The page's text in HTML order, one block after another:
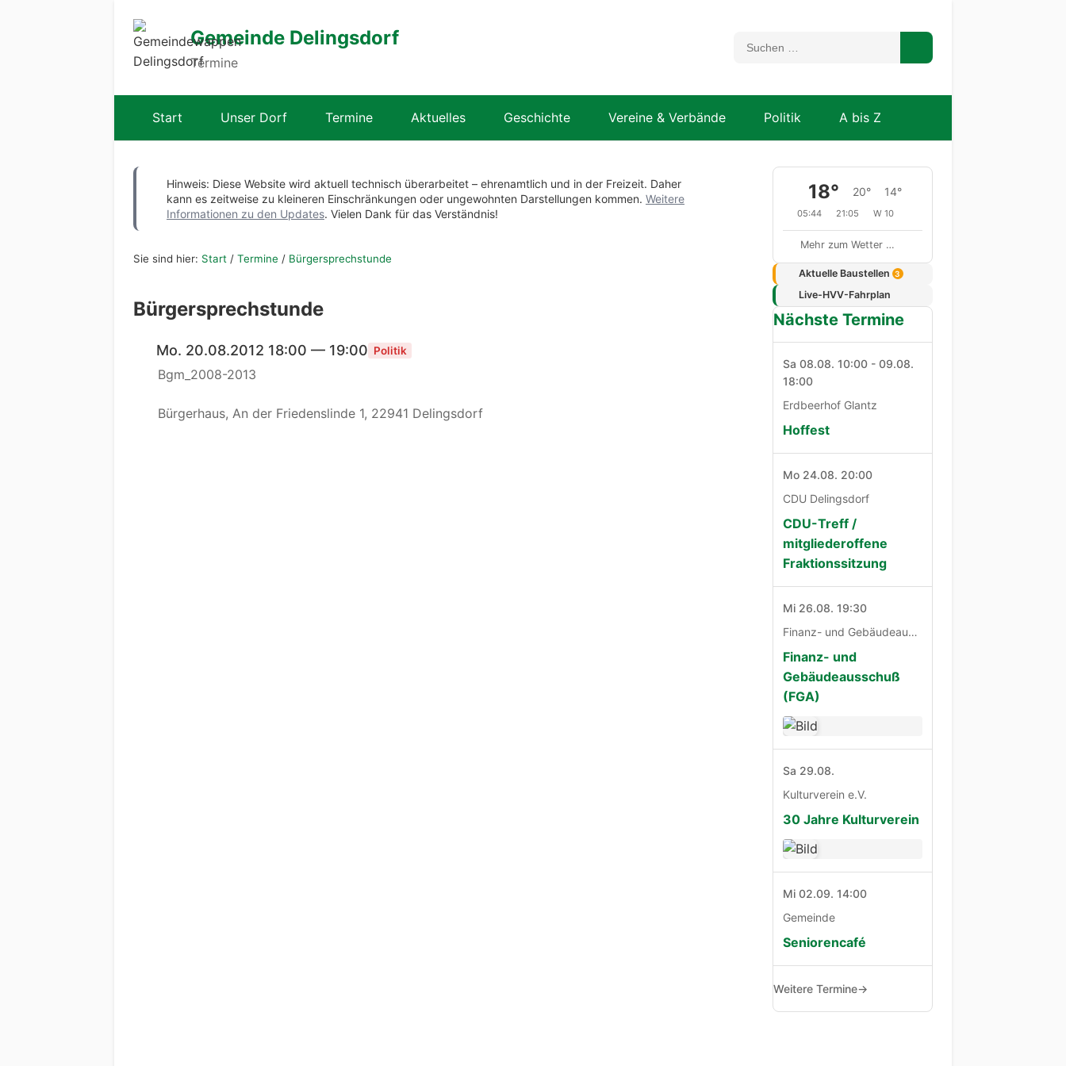
Gemeinde Delingsdorf
Termine
Start Unser Dorf Termine Aktuelles Geschichte Vereine & Verbände Politik A bis Z
Hinweis: Diese Website wird aktuell technisch überarbeitet – ehrenamtlich und in der Freizeit. Daher
kann es zeitweise zu kleineren Einschränkungen oder ungewohnten Darstellungen kommen. Weitere
Informationen zu den Updates. Vielen Dank für das Verständnis!
Sie sind hier: Start / Termine / Bürgersprechstunde
Bürgersprechstunde
Mo. 20.08.2012 18:00 — 19:00 Politik
Bgm_2008-2013
Bürgerhaus, An der Friedenslinde 1, 22941 Delingsdorf
18° 20° 14°
05:44 21:05 W 10
Mehr zum Wetter …
Aktuelle Baustellen 3
Live-HVV-Fahrplan
Nächste Termine
Sa 08.08. 10:00 - 09.08.
18:00
Erdbeerhof Glantz
Hoffest
Mo 24.08. 20:00
CDU Delingsdorf
CDU-Treff /
mitgliederoffene
Fraktionssitzung
Mi 26.08. 19:30
Finanz- und Gebäudeausschuß
Finanz- und
Gebäudeausschuß
(FGA)
Sa 29.08.
Kulturverein e.V.
30 Jahre Kulturverein
Mi 02.09. 14:00
Gemeinde
Seniorencafé
Weitere Termine→